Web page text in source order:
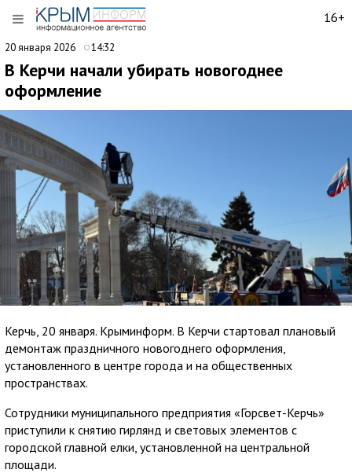
16+
20 января 2026 14:32
В Керчи начали убирать новогоднее
оформление
Керчь, 20 января. Крыминформ. В Керчи стартовал плановый
демонтаж праздничного новогоднего оформления,
установленного в центре города и на общественных
пространствах.
Сотрудники муниципального предприятия «Горсвет-Керчь»
приступили к снятию гирлянд и световых элементов с
городской главной елки, установленной на центральной
площади.